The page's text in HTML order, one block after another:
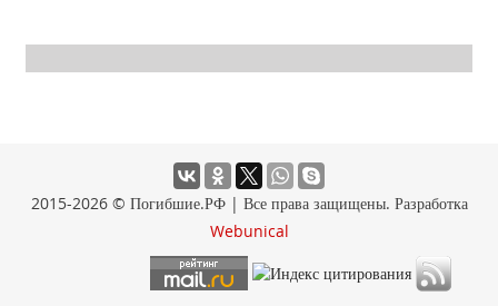
2015-2026 © Погибшие.РФ | Все права защищены. Разработка
Webunical